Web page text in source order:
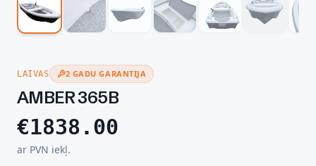
LAIVAS 2 GADU GARANTIJA
AMBER 365B
€1838.00
ar PVN iekļ.